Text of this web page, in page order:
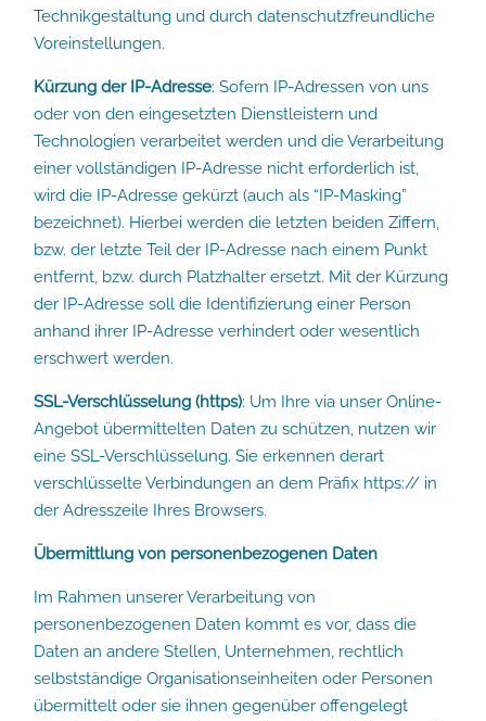
Technikgestaltung und durch datenschutzfreundliche
Voreinstellungen.
Kürzung der IP-Adresse: Sofern IP-Adressen von uns
oder von den eingesetzten Dienstleistern und
Technologien verarbeitet werden und die Verarbeitung
einer vollständigen IP-Adresse nicht erforderlich ist,
wird die IP-Adresse gekürzt (auch als “IP-Masking”
bezeichnet). Hierbei werden die letzten beiden Ziffern,
bzw. der letzte Teil der IP-Adresse nach einem Punkt
entfernt, bzw. durch Platzhalter ersetzt. Mit der Kürzung
der IP-Adresse soll die Identifizierung einer Person
anhand ihrer IP-Adresse verhindert oder wesentlich
erschwert werden.
SSL-Verschlüsselung (https): Um Ihre via unser Online-
Angebot übermittelten Daten zu schützen, nutzen wir
eine SSL-Verschlüsselung. Sie erkennen derart
verschlüsselte Verbindungen an dem Präfix https:// in
der Adresszeile Ihres Browsers.
Übermittlung von personenbezogenen Daten
Im Rahmen unserer Verarbeitung von
personenbezogenen Daten kommt es vor, dass die
Daten an andere Stellen, Unternehmen, rechtlich
selbstständige Organisationseinheiten oder Personen
übermittelt oder sie ihnen gegenüber offengelegt